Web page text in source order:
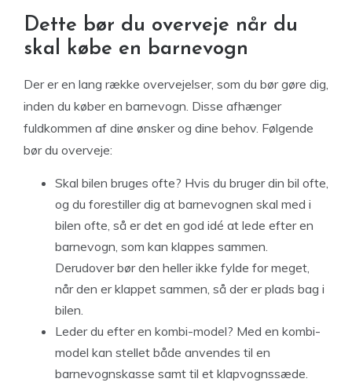
Dette bør du overveje når du
skal købe en barnevogn
Der er en lang række overvejelser, som du bør gøre dig,
inden du køber en barnevogn. Disse afhænger
fuldkommen af dine ønsker og dine behov. Følgende
bør du overveje:
Skal bilen bruges ofte? Hvis du bruger din bil ofte,
og du forestiller dig at barnevognen skal med i
bilen ofte, så er det en god idé at lede efter en
barnevogn, som kan klappes sammen.
Derudover bør den heller ikke fylde for meget,
når den er klappet sammen, så der er plads bag i
bilen.
Leder du efter en kombi-model? Med en kombi-
model kan stellet både anvendes til en
barnevognskasse samt til et klapvognssæde.